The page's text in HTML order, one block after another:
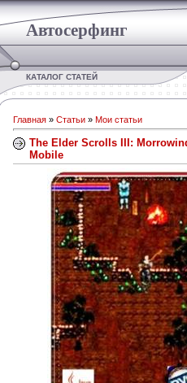
Автосерфинг
КАТАЛОГ СТАТЕЙ
Главная » Статьи » Мои статьи
The Elder Scrolls III:
Mobile